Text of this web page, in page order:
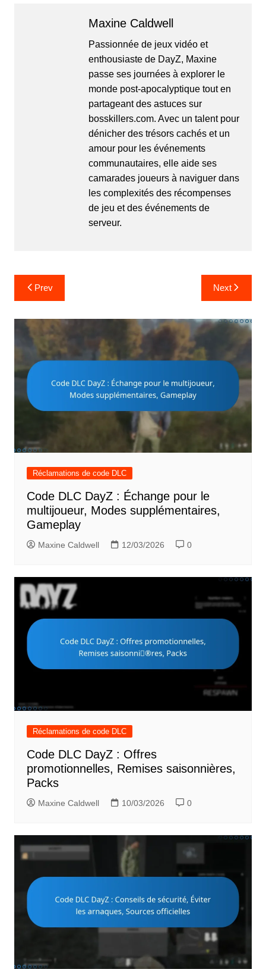
Maxine Caldwell
Passionnée de jeux vidéo et
enthousiaste de DayZ, Maxine
passe ses journées à explorer le
monde post-apocalyptique tout en
partageant des astuces sur
bosskillers.com. Avec un talent pour
dénicher des trésors cachés et un
amour pour les événements
communautaires, elle aide ses
camarades joueurs à naviguer dans
les complexités des récompenses
de jeu et des événements de
serveur.
Post
navigation
Prev Next
Réclamations de code DLC
Code DLC DayZ : Échange pour le
multijoueur, Modes supplémentaires,
Gameplay
Maxine Caldwell 12/03/2026 0
Réclamations de code DLC
Code DLC DayZ : Offres
promotionnelles, Remises saisonnières,
Packs
Maxine Caldwell 10/03/2026 0